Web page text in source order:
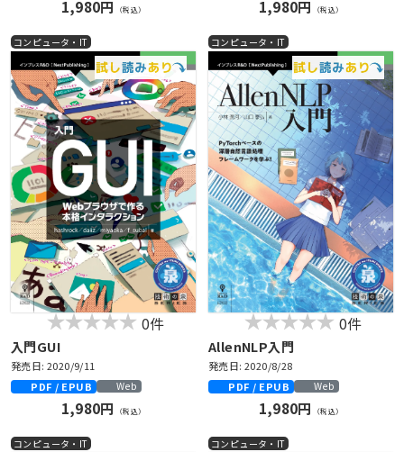
1,980円 （税込） 1,980円 （税込）
コンピュータ・IT
0件
入門GUI
発売日: 2020/9/11
PDF / EPUB
Web
1,980円 （税込）
コンピュータ・IT
0件
AllenNLP入門
発売日: 2020/8/28
PDF / EPUB
Web
1,980円 （税込）
コンピュータ・IT コンピュータ・IT